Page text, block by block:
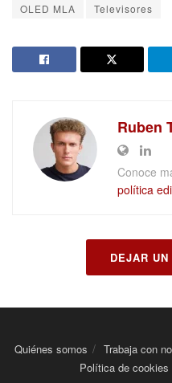
OLED MLA
Televisores
Ruben
Conoce
política
DEJAR
Quiénes somos Trabaja con
Política de cookies